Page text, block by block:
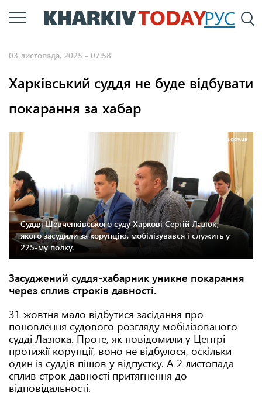
Перейти
до
РУС
03 листопада, 2025 - 07:58
Харківський суддя не буде відбувати
покарання за хабар
Фото: vru.gov.ua
Суддя Шевченківського суду Харкові Сергій Лазюк,
якого засудили за корупцію, мобілізувався і служить у
225-му полку.
Засуджений суддя-хабарник уникне покарання
через сплив строків давності.
31 жовтня мало відбутися засідання про
поновлення судового розгляду мобілізованого
судді Лазюка. Проте, як повідомили у Центрі
протижії корупції, воно не відбулося, оскільки
один із суддів пішов у відпустку. А 2 листопада
сплив строк давності притягнення до
відповідальності.